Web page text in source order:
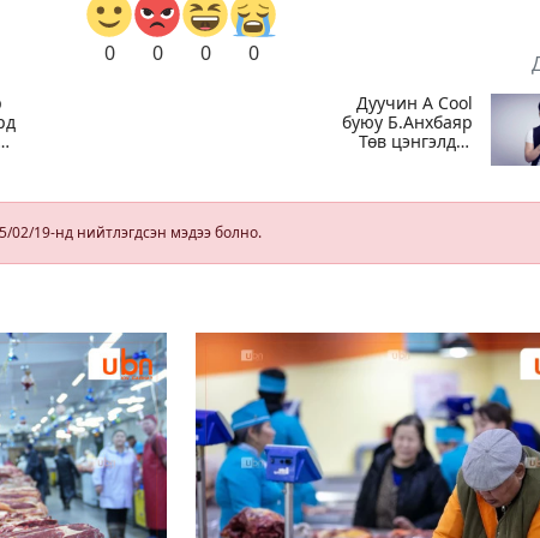
0 0 0 0
Дуучин A Cool
буюу Б.Анхбаяр
Төв цэнгэлдэх
олон нийтийн
02/19-нд нийтлэгдсэн мэдээ болно.